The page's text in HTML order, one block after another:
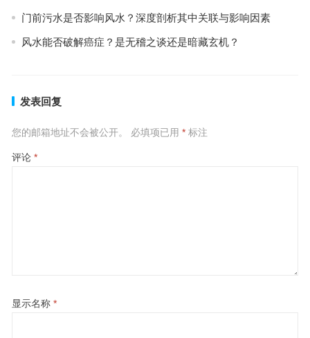
门前污水是否影响风水？深度剖析其中关联与影响因素
风水能否破解癌症？是无稽之谈还是暗藏玄机？
发表回复
您的邮箱地址不会被公开。 必填项已用 *标注
评论 *
显示名称 *